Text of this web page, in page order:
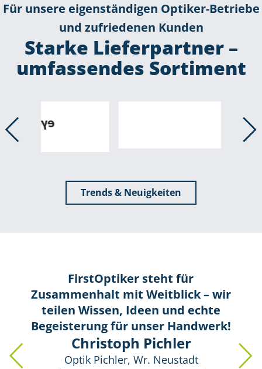
Für unsere eigenständigen Optiker-Betriebe
und zufriedenen Kunden
Starke Lieferpartner –
umfassendes Sortiment
Trends & Neuigkeiten
FirstOptiker steht für
Zusammenhalt mit Weitblick – wir
teilen Wissen, Ideen und echte
Begeisterung für unser Handwerk!
Christoph Pichler
Optik Pichler, Wr. Neustadt